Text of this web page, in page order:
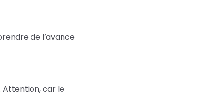
de l’avance
Attention, car le